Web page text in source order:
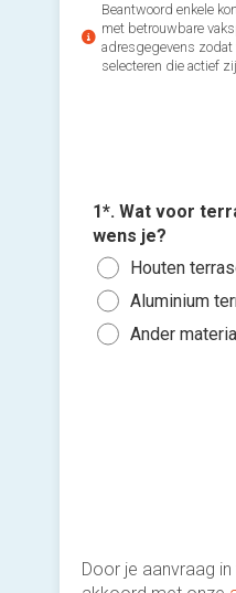
Beantwoord enkele
met betrouwbare
adresgegevens
selecteren die actief
1*. Wat voor
wens je?
Houten
Aluminium
Ander
Door je aanvraag